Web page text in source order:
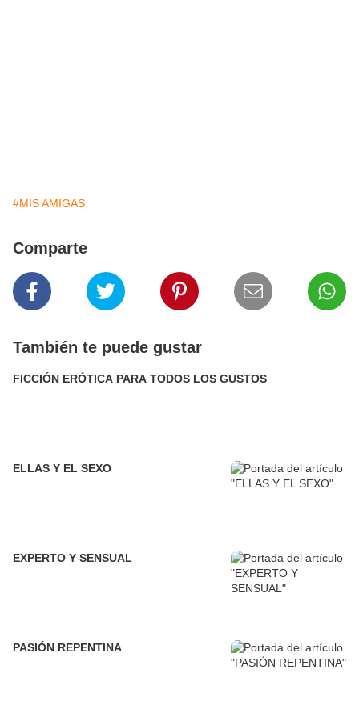
#MIS AMIGAS
Comparte
También te puede gustar
FICCIÓN ERÓTICA PARA TODOS LOS GUSTOS
ELLAS Y EL SEXO
EXPERTO Y SENSUAL
PASIÓN REPENTINA